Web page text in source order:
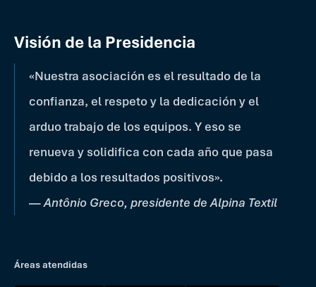
Visión de la Presidencia
«Nuestra asociación es el resultado de la
confianza, el respeto y la dedicación y el
arduo trabajo de los equipos. Y eso se
renueva y solidifica con cada año que pasa
debido a los resultados positivos».
—Antônio Greco, presidente de Alpina Textil
Áreas atendidas